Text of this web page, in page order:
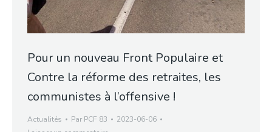
Pour un nouveau Front Populaire et
Contre la réforme des retraites, les
communistes à l’offensive !
Actualités Par PCF 83
2023-06-06